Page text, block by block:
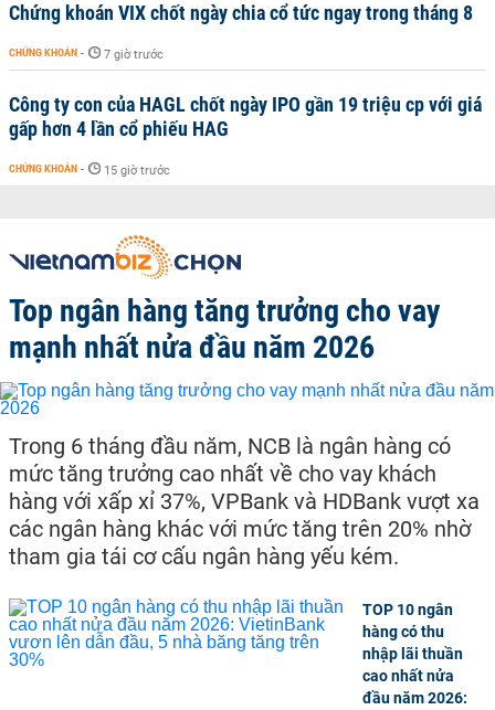
Chứng khoán VIX chốt ngày chia cổ tức ngay trong tháng 8
CHỨNG KHOÁN - 7 giờ trước
Công ty con của HAGL chốt ngày IPO gần 19 triệu cp với giá
gấp hơn 4 lần cổ phiếu HAG
CHỨNG KHOÁN - 15 giờ trước
Top ngân hàng tăng trưởng cho vay
mạnh nhất nửa đầu năm 2026
Trong 6 tháng đầu năm, NCB là ngân hàng có
mức tăng trưởng cao nhất về cho vay khách
hàng với xấp xỉ 37%, VPBank và HDBank vượt xa
các ngân hàng khác với mức tăng trên 20% nhờ
tham gia tái cơ cấu ngân hàng yếu kém.
TOP 10 ngân
hàng có thu
nhập lãi thuần
cao nhất nửa
đầu năm 2026: